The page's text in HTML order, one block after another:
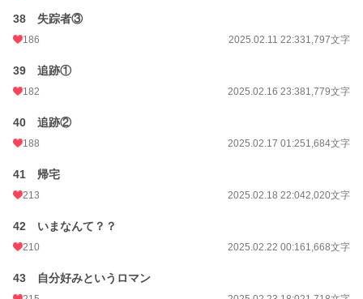
38 失踪者③
186 2025.02.11 22:331,797文字
39 追跡①
182 2025.02.16 23:381,779文字
40 追跡②
188 2025.02.17 01:251,684文字
41 帰宅
213 2025.02.18 22:042,020文字
42 いまなんて？？
210 2025.02.22 00:161,668文字
43 自分好みというロマン